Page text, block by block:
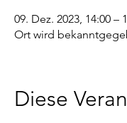
09. Dez. 2023, 14:00 –
Ort wird
Diese